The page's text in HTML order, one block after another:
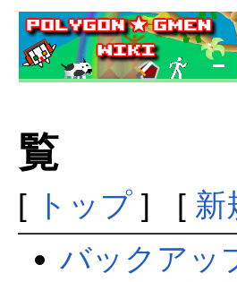
覧
[ トップ] [ 新
バックアッ